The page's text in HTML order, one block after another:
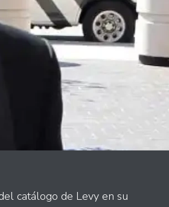
catálogo de Levy en su